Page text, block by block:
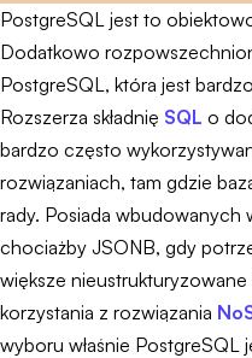
PostgreSQL jest to
Dodatkowo
PostgreSQL, która jest
Rozszerza składnię SQL o
bardzo często
rozwiązaniach, tam gdzie
rady. Posiada wbudowanych
chociażby JSONB, gdy
większe
korzystania z rozwiązania
wyboru właśnie PostgreSQL